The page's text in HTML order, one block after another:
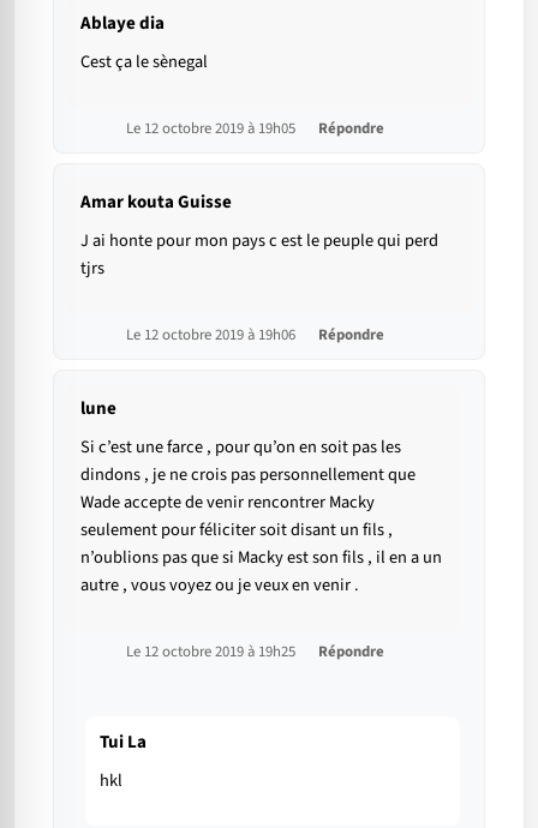
Ablaye dia
Cest ça le sènegal
Le 12 octobre 2019 à 19h05 Répondre
Amar kouta Guisse
J ai honte pour mon pays c est le peuple qui perd
tjrs
Le 12 octobre 2019 à 19h06 Répondre
lune
Si c’est une farce , pour qu’on en soit pas les
dindons , je ne crois pas personnellement que
Wade accepte de venir rencontrer Macky
seulement pour féliciter soit disant un fils ,
n’oublions pas que si Macky est son fils , il en a un
autre , vous voyez ou je veux en venir .
Le 12 octobre 2019 à 19h25 Répondre
Tui La
hkl